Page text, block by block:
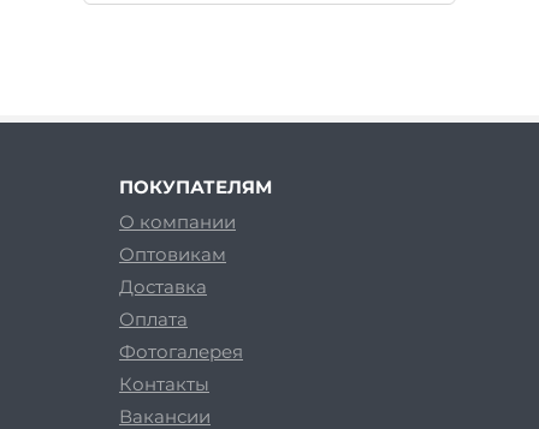
ПОКУПАТЕЛЯМ
О компании
Оптовикам
Доставка
Оплата
Фотогалерея
Контакты
Вакансии